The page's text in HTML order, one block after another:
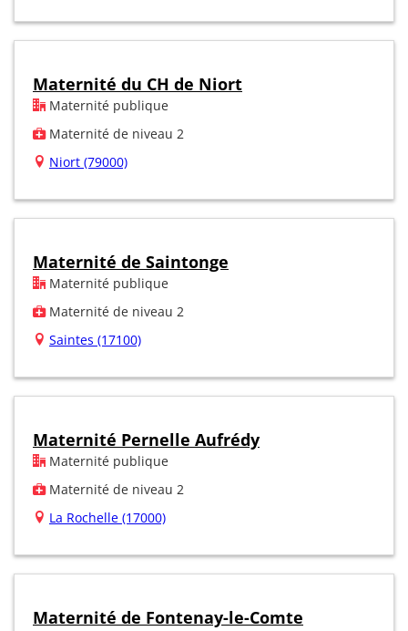
Maternité du CH de Niort
Maternité publique
Maternité de niveau 2
Niort (79000)
Maternité de Saintonge
Maternité publique
Maternité de niveau 2
Saintes (17100)
Maternité Pernelle Aufrédy
Maternité publique
Maternité de niveau 2
La Rochelle (17000)
Maternité de Fontenay-le-Comte